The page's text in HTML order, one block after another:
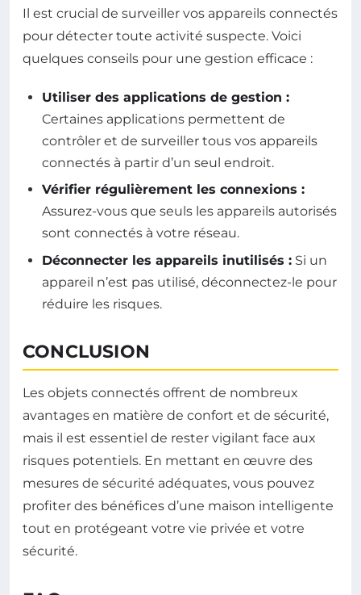
Il est crucial de surveiller vos appareils connectés
pour détecter toute activité suspecte. Voici
quelques conseils pour une gestion efficace :
Utiliser des applications de gestion :
Certaines applications permettent de
contrôler et de surveiller tous vos appareils
connectés à partir d’un seul endroit.
Vérifier régulièrement les connexions :
Assurez-vous que seuls les appareils autorisés
sont connectés à votre réseau.
Déconnecter les appareils inutilisés : Si un
appareil n’est pas utilisé, déconnectez-le pour
réduire les risques.
CONCLUSION
Les objets connectés offrent de nombreux
avantages en matière de confort et de sécurité,
mais il est essentiel de rester vigilant face aux
risques potentiels. En mettant en œuvre des
mesures de sécurité adéquates, vous pouvez
profiter des bénéfices d’une maison intelligente
tout en protégeant votre vie privée et votre
sécurité.